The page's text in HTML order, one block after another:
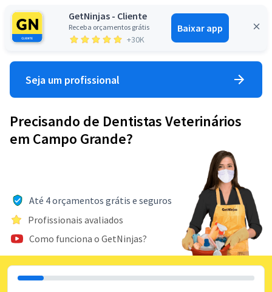
GetNinjas - Cliente
Receba orçamentos grátis
+30K
Baixar app
Entrar
Seja um profissional
Precisando de Dentistas Veterinários
em Campo Grande?
Até 4 orçamentos grátis e seguros
Profissionais avaliados
Como funciona o GetNinjas?